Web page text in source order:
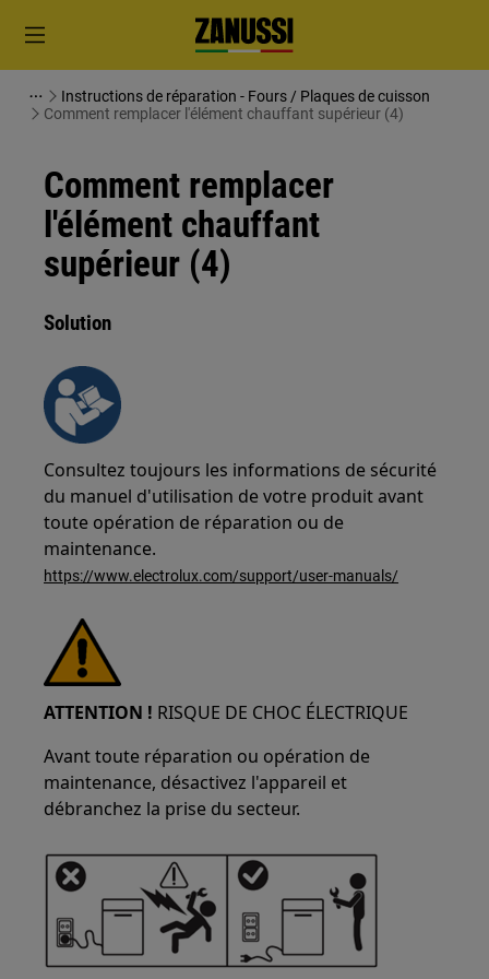
Instructions de réparation - Fours / Plaques de cuisson
Comment remplacer l'élément chauffant supérieur (4)
Comment remplacer
l'élément chauffant
supérieur (4)
Solution
Consultez toujours les informations de sécurité
du manuel d'utilisation de votre produit avant
toute opération de réparation ou de
maintenance.
https://www.electrolux.com/support/user-manuals/
ATTENTION ! RISQUE DE CHOC ÉLECTRIQUE
Avant toute réparation ou opération de
maintenance, désactivez l'appareil et
débranchez la prise du secteur.